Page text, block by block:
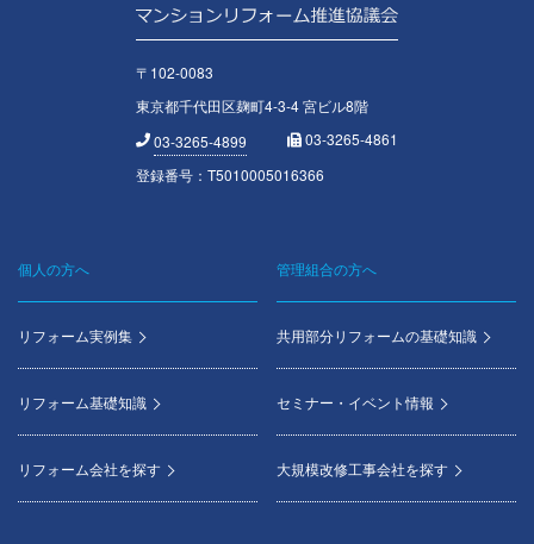
〒102-0083
東京都千代田区麹町4-3-4 宮ビル8階
03-3265-4899
03-3265-4861
登録番号：T5010005016366
Footer
menu
個人の方へ
リフォーム実例集
リフォーム基礎知識
リフォーム会社を探す
管理組合の方へ
共用部分リフォームの基礎知識
セミナー・イベント情報
大規模改修工事会社を探す